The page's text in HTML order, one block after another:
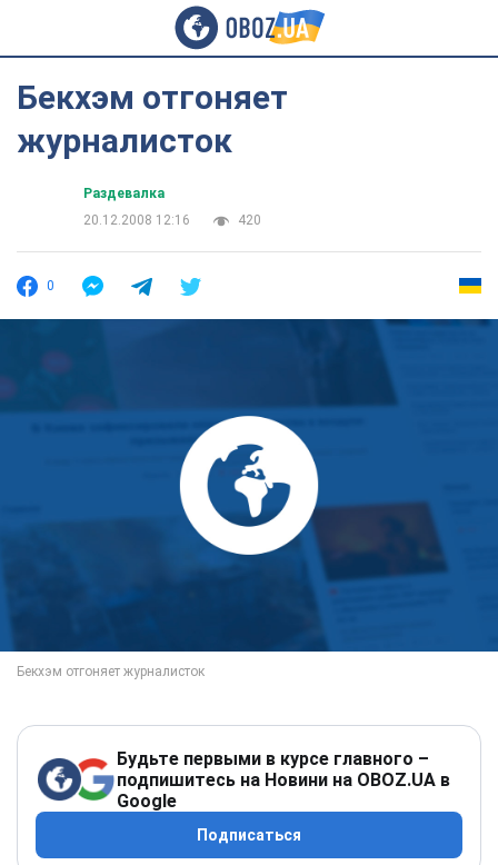
Бекхэм отгоняет
журналисток
Раздевалка
20.12.2008 12:16
420
0
Будьте первыми в курсе главного –
подпишитесь на Новини на OBOZ.UA в
Google
Подписаться